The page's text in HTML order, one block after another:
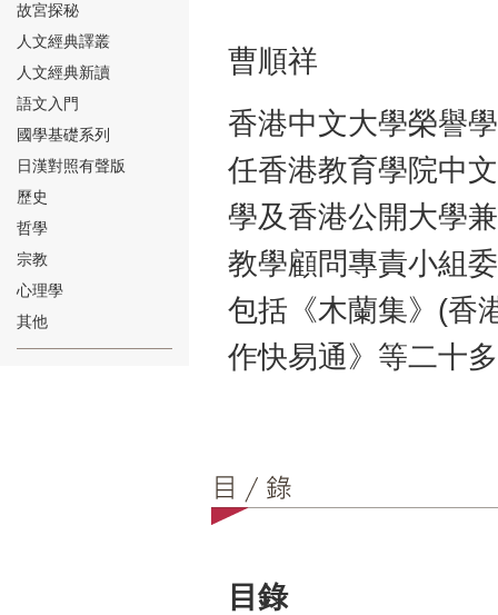
⑰
⑱
故宮探秘
人文經典譯叢
人文經典新讀
語文入門
國學基礎系列
日漢對照有聲版
歷史
哲學
宗教
心理學
其他
曹順祥
香港中文大學榮譽
任香港教育學院中
學及香港公開大學
教學顧問專責小組
包括《木蘭集》(香
作快易通》等二十
目錄